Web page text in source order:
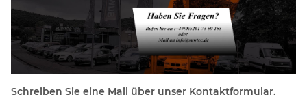
Schreiben Sie eine Mail über unser Kontaktformular.